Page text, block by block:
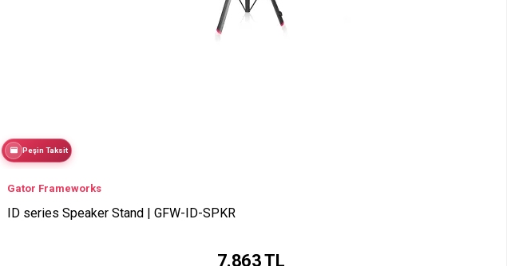
Peşin Taksit
Gator Frameworks
ID series Speaker Stand | GFW-ID-SPKR
7.863TL